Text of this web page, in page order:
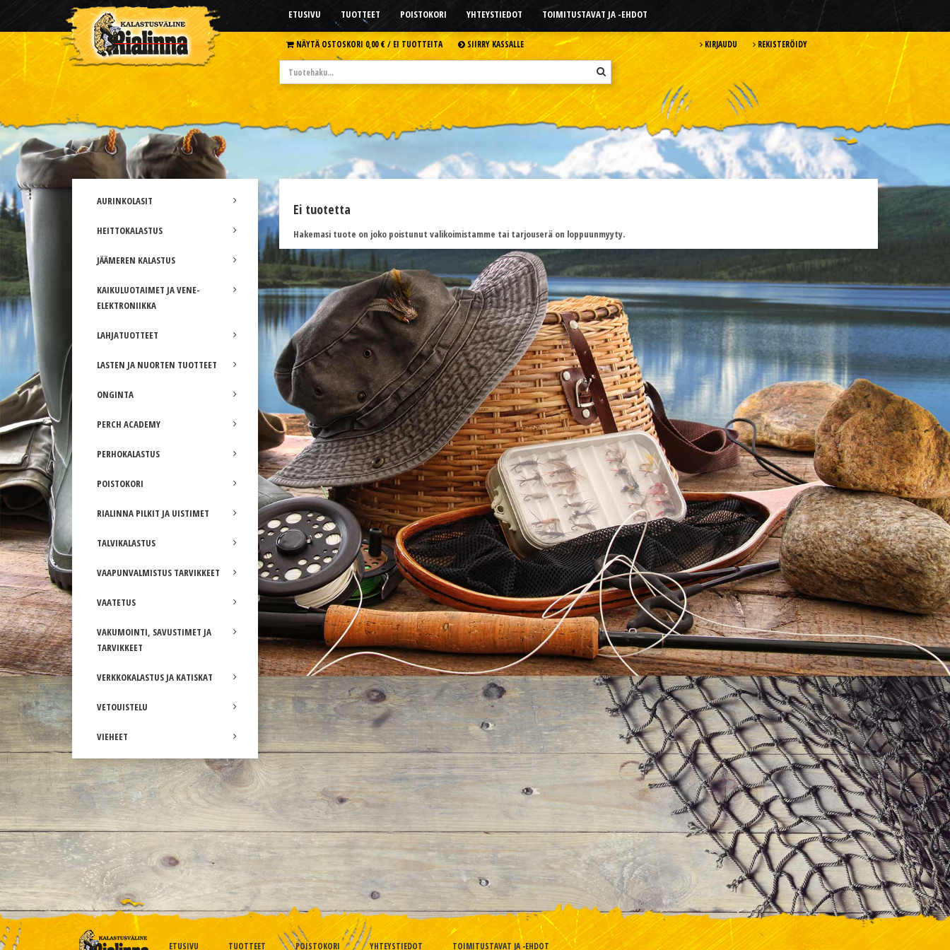
ETUSIVU TUOTTEET POISTOKORI YHTEYSTIEDOT TOIMITUSTAVAT JA -EHDOT
NÄYTÄ OSTOSKORI 0,00 € /EI TUOTTEITA SIIRRY KASSALLE KIRJAUDU REKISTERÖIDY
AURINKOLASIT
HEITTOKALASTUS
JÄÄMEREN KALASTUS
KAIKULUOTAIMET JA VENE-
ELEKTRONIIKKA
LAHJATUOTTEET
LASTEN JA NUORTEN TUOTTEET
ONGINTA
PERCH ACADEMY
PERHOKALASTUS
POISTOKORI
RIALINNA PILKIT JA UISTIMET
TALVIKALASTUS
VAAPUNVALMISTUS TARVIKKEET
VAATETUS
VAKUMOINTI, SAVUSTIMET JA
TARVIKKEET
VERKKOKALASTUS JA KATISKAT
VETOUISTELU
VIEHEET
Ei tuotetta
Hakemasi tuote on joko poistunut valikoimistamme tai tarjouserä on loppuunmyyty.
ETUSIVU TUOTTEET POISTOKORI YHTEYSTIEDOT TOIMITUSTAVAT JA -EHDOT